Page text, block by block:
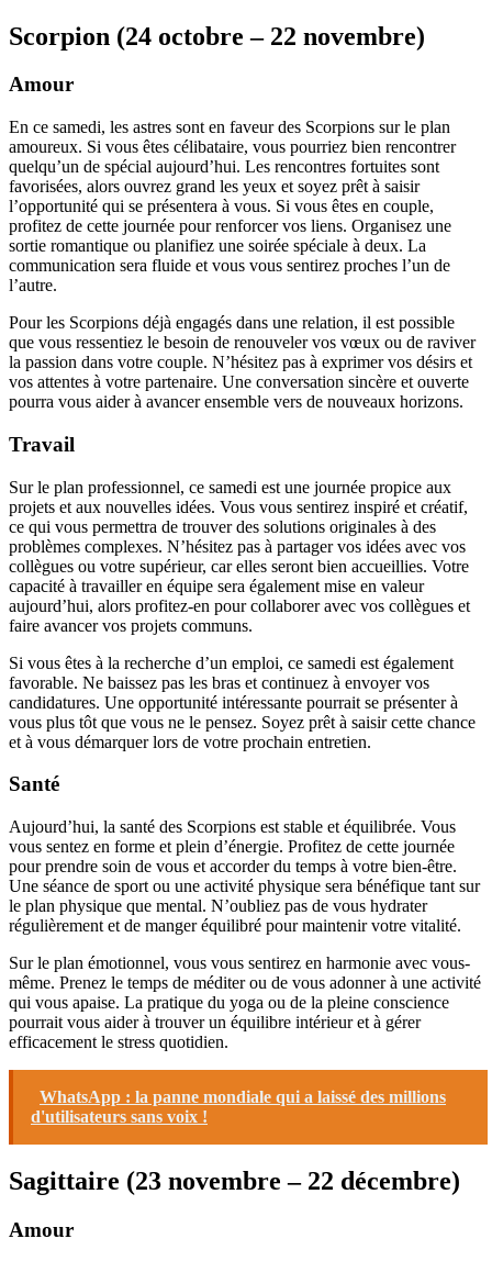
Scorpion (24 octobre – 22 novembre)
Amour
En ce samedi, les astres sont en faveur des Scorpions sur le plan
amoureux. Si vous êtes célibataire, vous pourriez bien rencontrer
quelqu’un de spécial aujourd’hui. Les rencontres fortuites sont
favorisées, alors ouvrez grand les yeux et soyez prêt à saisir
l’opportunité qui se présentera à vous. Si vous êtes en couple,
profitez de cette journée pour renforcer vos liens. Organisez une
sortie romantique ou planifiez une soirée spéciale à deux. La
communication sera fluide et vous vous sentirez proches l’un de
l’autre.
Pour les Scorpions déjà engagés dans une relation, il est possible
que vous ressentiez le besoin de renouveler vos vœux ou de raviver
la passion dans votre couple. N’hésitez pas à exprimer vos désirs et
vos attentes à votre partenaire. Une conversation sincère et ouverte
pourra vous aider à avancer ensemble vers de nouveaux horizons.
Travail
Sur le plan professionnel, ce samedi est une journée propice aux
projets et aux nouvelles idées. Vous vous sentirez inspiré et créatif,
ce qui vous permettra de trouver des solutions originales à des
problèmes complexes. N’hésitez pas à partager vos idées avec vos
collègues ou votre supérieur, car elles seront bien accueillies. Votre
capacité à travailler en équipe sera également mise en valeur
aujourd’hui, alors profitez-en pour collaborer avec vos collègues et
faire avancer vos projets communs.
Si vous êtes à la recherche d’un emploi, ce samedi est également
favorable. Ne baissez pas les bras et continuez à envoyer vos
candidatures. Une opportunité intéressante pourrait se présenter à
vous plus tôt que vous ne le pensez. Soyez prêt à saisir cette chance
et à vous démarquer lors de votre prochain entretien.
Santé
Aujourd’hui, la santé des Scorpions est stable et équilibrée. Vous
vous sentez en forme et plein d’énergie. Profitez de cette journée
pour prendre soin de vous et accorder du temps à votre bien-être.
Une séance de sport ou une activité physique sera bénéfique tant sur
le plan physique que mental. N’oubliez pas de vous hydrater
régulièrement et de manger équilibré pour maintenir votre vitalité.
Sur le plan émotionnel, vous vous sentirez en harmonie avec vous-
même. Prenez le temps de méditer ou de vous adonner à une activité
qui vous apaise. La pratique du yoga ou de la pleine conscience
pourrait vous aider à trouver un équilibre intérieur et à gérer
efficacement le stress quotidien.
WhatsApp : la panne mondiale qui a laissé des millions
d'utilisateurs sans voix !
Sagittaire (23 novembre – 22 décembre)
Amour